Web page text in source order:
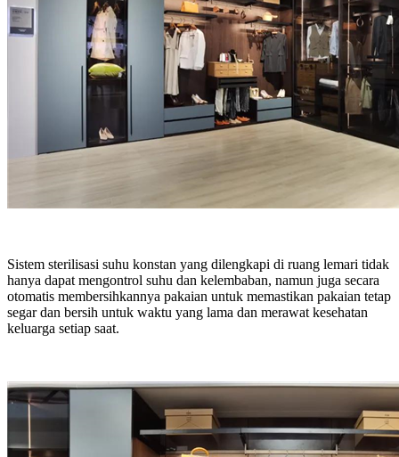
Sistem sterilisasi suhu konstan yang dilengkapi di ruang lemari tidak
hanya dapat mengontrol suhu dan kelembaban, namun juga secara
otomatis membersihkannya pakaian untuk memastikan pakaian tetap
segar dan bersih untuk waktu yang lama dan merawat kesehatan
keluarga setiap saat.